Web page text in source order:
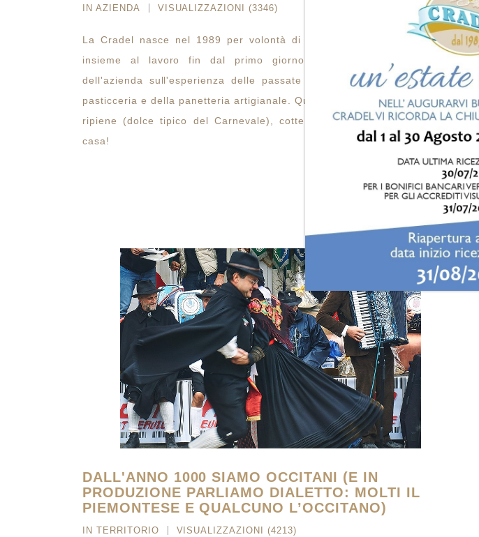
IN AZIENDA VISUALIZZAZIONI (3346)
La Cradel nasce nel 1989 per volontà di noi titolari, Cristiano e Luca,
insieme al lavoro fin dal primo giorno. Abbiamo fondato la base
dell'azienda sull'esperienza delle passate generazioni nel campo della
pasticceria e della panetteria artigianale. Quanta strada dalle prime bugie
ripiene (dolce tipico del Carnevale), cotte nel piccolo laboratorio sotto
casa!
DALL'ANNO 1000 SIAMO OCCITANI (E IN
PRODUZIONE PARLIAMO DIALETTO: MOLTI IL
PIEMONTESE E QUALCUNO L’OCCITANO)
IN TERRITORIO VISUALIZZAZIONI (4213)